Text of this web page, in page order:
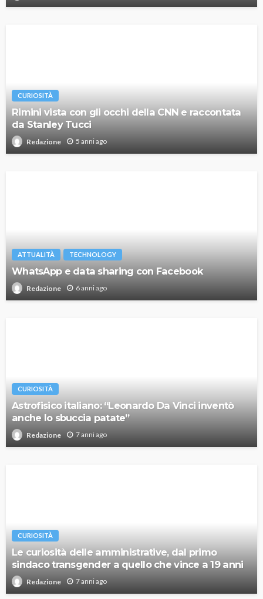
CURIOSITÀ
Rimini vista con gli occhi della CNN e raccontata
da Stanley Tucci
Redazione 5 anni ago
ATTUALITÀ TECHNOLOGY
WhatsApp e data sharing con Facebook
Redazione 6 anni ago
CURIOSITÀ
Astrofisico italiano: “Leonardo Da Vinci inventò
anche lo sbuccia patate”
Redazione 7 anni ago
CURIOSITÀ
Le curiosità delle amministrative, dal primo
sindaco transgender a quello che vince a 19 anni
Redazione 7 anni ago